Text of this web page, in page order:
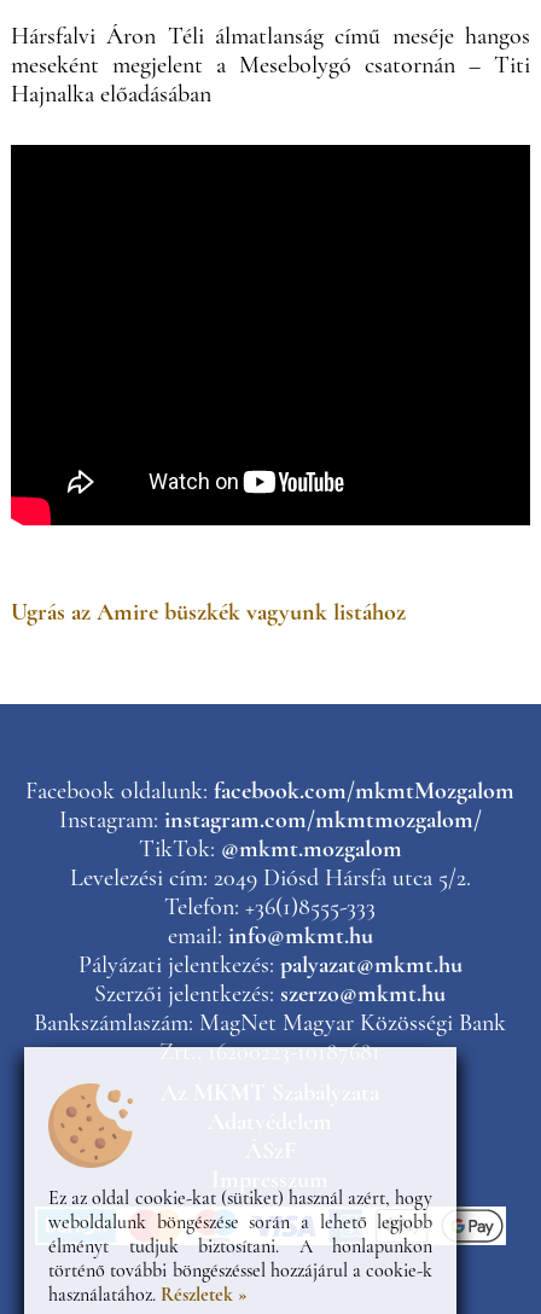
Ez az oldal cookie-kat (sütiket) használ azért, hogy
weboldalunk böngészése során a lehető legjobb
élményt tudjuk biztosítani. A honlapunkon
történő további böngészéssel hozzájárul a cookie-k
használatához. Részletek »
Hársfalvi Áron Téli álmatlanság című meséje hangos
meseként megjelent a Mesebolygó csatornán – Titi
Hajnalka előadásában
Ugrás az Amire büszkék vagyunk listához
Facebook oldalunk:facebook.com/mkmtMozgalom
Instagram: instagram.com/mkmtmozgalom/
TikTok: @mkmt.mozgalom
Levelezési cím: 2049 Diósd Hársfa utca 5/2.
Telefon: +36(1)8555-333
email: info@mkmt.hu
Pályázati jelentkezés: palyazat@mkmt.hu
Szerzői jelentkezés:szerzo@mkmt.hu
Bankszámlaszám: MagNet Magyar Közösségi Bank
Zrt., 16200223-10187681